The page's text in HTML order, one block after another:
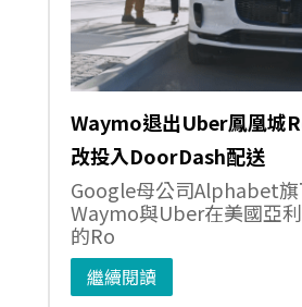
Waymo退出Uber鳳凰城
改投入DoorDash配送
Google母公司Alphabet
Waymo與Uber在美國亞
的Ro
繼續閱讀